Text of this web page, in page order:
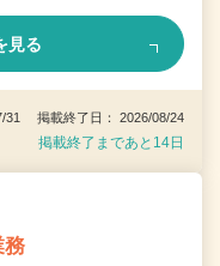
見る
31 掲載終了日： 2026/08/24
掲載終了まであと14日
務